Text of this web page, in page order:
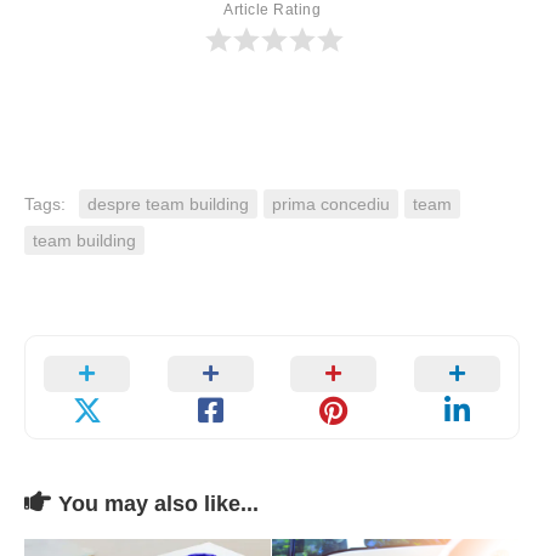
Article Rating
Tags: despre team building prima concediu
team
team building
You may also like...